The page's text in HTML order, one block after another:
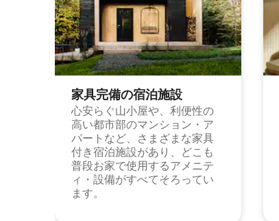
家具完備の宿⁠泊⁠施⁠設
心安らぐ山小屋や、利便性の
高い都市部のマンション・ア
パートなど、さまざまな家具
付き宿泊施設があり、どこも
普段お家で使用するアメニテ
ィ・設備がすべてそろってい
ます。